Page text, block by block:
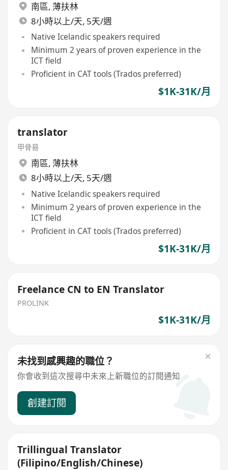
南區, 薄扶林
8小時以上/天, 5天/週
Native Icelandic speakers required
Minimum 2 years of proven experience in the
ICT field
Proficient in CAT tools (Trados preferred)
$1K-31K/月
translator
甲骨易
南區, 薄扶林
8小時以上/天, 5天/週
Native Icelandic speakers required
Minimum 2 years of proven experience in the
ICT field
Proficient in CAT tools (Trados preferred)
$1K-31K/月
Freelance CN to EN Translator
PROLINK
$1K-31K/月
未找到感興趣的職位？
你會收到這次搜尋中未來上新職位的訂閱通知
創建訂閱
Trillingual Translator
(Filipino/English/Chinese)